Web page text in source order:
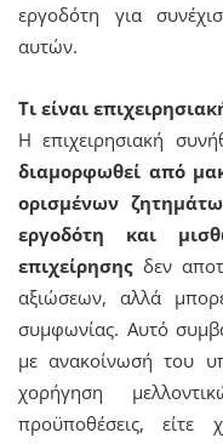
εργοδότη για
αυτών.
Τι είναι
Η επιχειρησιακή
διαμορφωθεί από
ορισμένων
εργοδότη και
επιχείρησηςδεν
αξιώσεων, αλλά
συμφωνίας. Αυτό
με ανακοίνωσή του
χορήγηση
προϋποθέσεις, είτε